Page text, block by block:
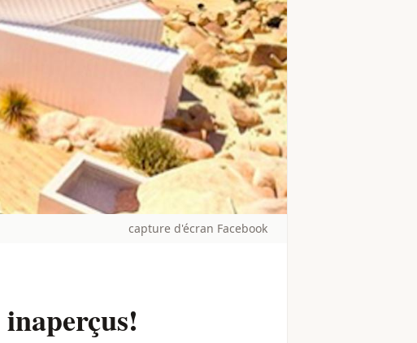
capture d'écran Facebook